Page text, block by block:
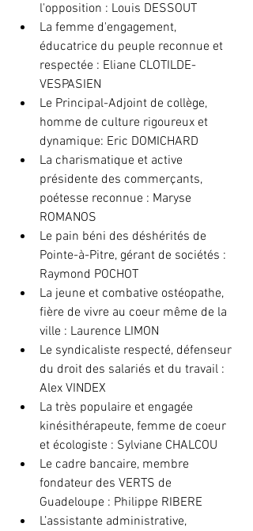
l'opposition : Louis DESSOUT
La femme d'engagement,
éducatrice du peuple reconnue et
respectée : Eliane CLOTILDE-
VESPASIEN
Le Principal-Adjoint de collège,
homme de culture rigoureux et
dynamique: Eric DOMICHARD
La charismatique et active
présidente des commerçants,
poétesse reconnue : Maryse
ROMANOS
Le pain béni des déshérités de
Pointe-à-Pitre, gérant de sociétés :
Raymond POCHOT
La jeune et combative ostéopathe,
fière de vivre au coeur même de la
ville : Laurence LIMON
Le syndicaliste respecté, défenseur
du droit des salariés et du travail :
Alex VINDEX
La très populaire et engagée
kinésithérapeute, femme de coeur
et écologiste : Sylviane CHALCOU
Le cadre bancaire, membre
fondateur des VERTS de
Guadeloupe : Philippe RIBERE
L’assistante administrative,